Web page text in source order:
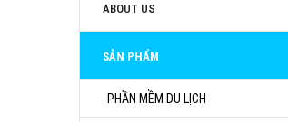
ABOUT US
SẢN PHẨM
PHẦN MỀM DU LỊCH